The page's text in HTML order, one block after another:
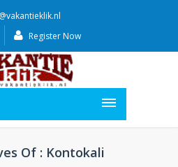
Register Now
Of : Kontokali